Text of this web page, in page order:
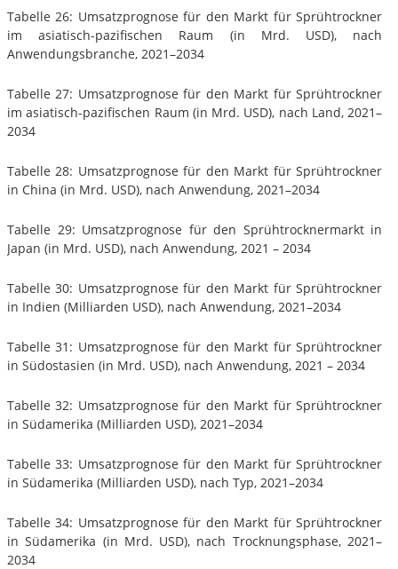
Tabelle 26: Umsatzprognose für den Markt für Sprühtrockner
im asiatisch-pazifischen Raum (in Mrd. USD), nach
Anwendungsbranche, 2021–2034
Tabelle 27: Umsatzprognose für den Markt für Sprühtrockner
im asiatisch-pazifischen Raum (in Mrd. USD), nach Land, 2021–
2034
Tabelle 28: Umsatzprognose für den Markt für Sprühtrockner
in China (in Mrd. USD), nach Anwendung, 2021–2034
Tabelle 29: Umsatzprognose für den Sprühtrocknermarkt in
Japan (in Mrd. USD), nach Anwendung, 2021 – 2034
Tabelle 30: Umsatzprognose für den Markt für Sprühtrockner
in Indien (Milliarden USD), nach Anwendung, 2021–2034
Tabelle 31: Umsatzprognose für den Markt für Sprühtrockner
in Südostasien (in Mrd. USD), nach Anwendung, 2021 – 2034
Tabelle 32: Umsatzprognose für den Markt für Sprühtrockner
in Südamerika (Milliarden USD), 2021–2034
Tabelle 33: Umsatzprognose für den Markt für Sprühtrockner
in Südamerika (Milliarden USD), nach Typ, 2021–2034
Tabelle 34: Umsatzprognose für den Markt für Sprühtrockner
in Südamerika (in Mrd. USD), nach Trocknungsphase, 2021–
2034